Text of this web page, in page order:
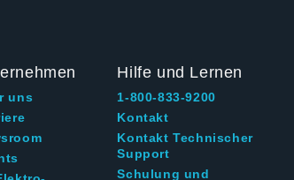
uns
Hilfe und Lernen
1-800-833-9200
Kontakt
Kontakt Technischer
Support
Schulung und